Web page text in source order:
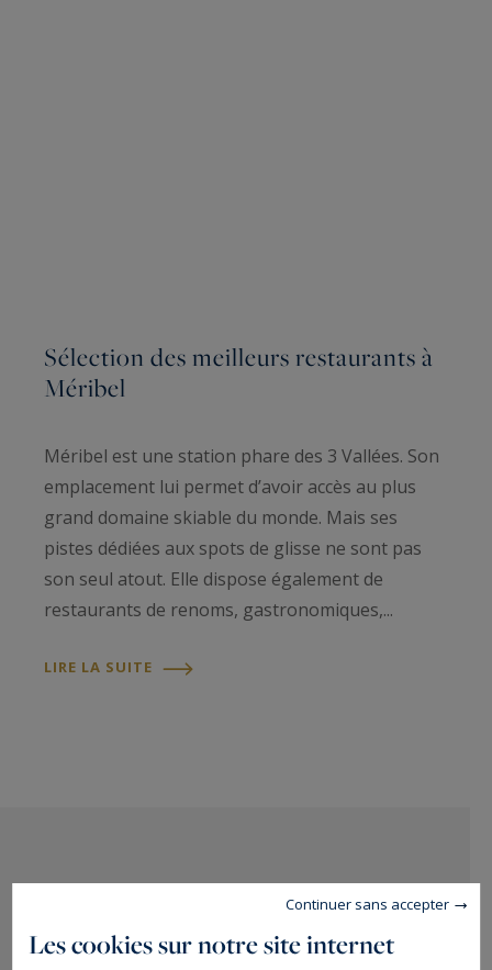
Sélection des meilleurs restaurants à
Méribel
Méribel est une station phare des 3 Vallées. Son
emplacement lui permet d’avoir accès au plus
grand domaine skiable du monde. Mais ses
pistes dédiées aux spots de glisse ne sont pas
son seul atout. Elle dispose également de
restaurants de renoms, gastronomiques,...
LIRE LA SUITE
Les cookies sur notre site internet
Continuer sans accepter